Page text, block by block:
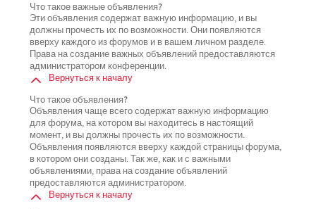
Что такое важные объявления?
Эти объявления содержат важную информацию, и вы
должны прочесть их по возможности. Они появляются
вверху каждого из форумов и в вашем личном разделе.
Права на создание важных объявлений предоставляются
администратором конференции.
Вернуться к началу
Что такое объявления?
Объявления чаще всего содержат важную информацию
для форума, на котором вы находитесь в настоящий
момент, и вы должны прочесть их по возможности.
Объявления появляются вверху каждой страницы форума,
в котором они созданы. Так же, как и с важными
объявлениями, права на создание объявлений
предоставляются администратором.
Вернуться к началу